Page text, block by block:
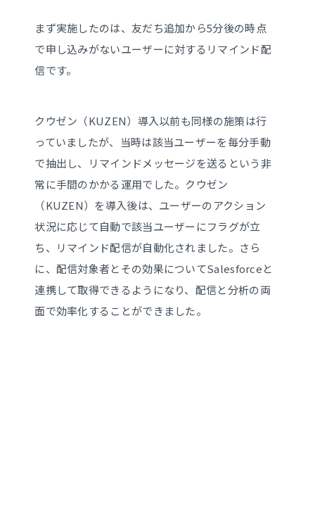
まず実施したのは、友だち追加から5分後の時点
で申し込みがないユーザーに対するリマインド配
信です。
クウゼン（KUZEN）導入以前も同様の施策は行
っていましたが、当時は該当ユーザーを毎分手動
で抽出し、リマインドメッセージを送るという非
常に手間のかかる運用でした。クウゼン
（KUZEN）を導入後は、ユーザーのアクション
状況に応じて自動で該当ユーザーにフラグが立
ち、リマインド配信が自動化されました。さら
に、配信対象者とその効果についてSalesforceと
連携して取得できるようになり、配信と分析の両
面で効率化することができました。